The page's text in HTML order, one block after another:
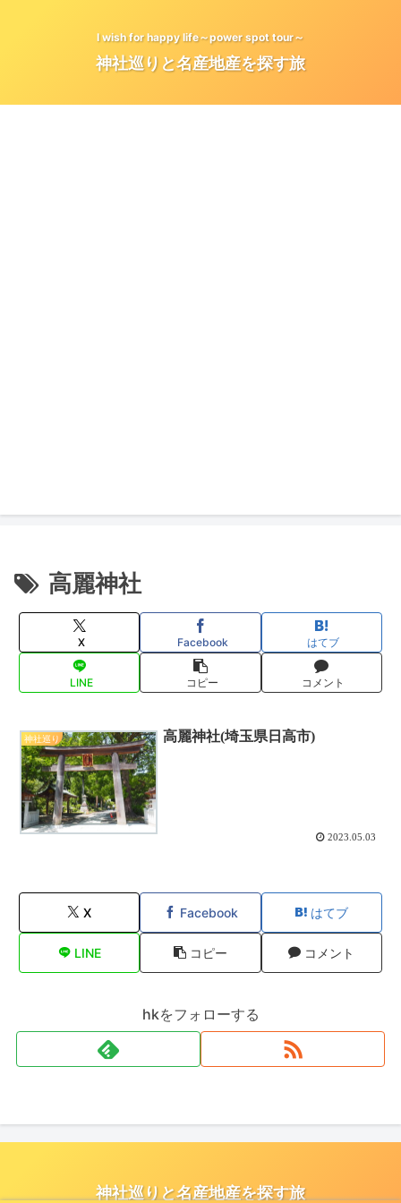
I wish for happy life～power spot tour～
神社巡りと名産地産を探す旅
高麗神社
X Facebook はてブ
LINE コピー コメント
神社巡り 高麗神社(埼玉県日高市)
2023.05.03
X Facebook はてブ
LINE コピー コメント
hkをフォローする
神社巡りと名産地産を探す旅